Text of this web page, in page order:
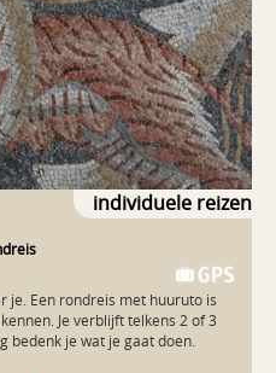
individuele reizen
je. Een rondreis met huuruto is
Je verblijft telkens 2 of 3
bedenk je wat je gaat doen.